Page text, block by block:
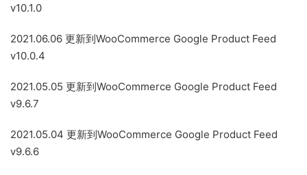
v10.1.0
2021.06.06 更新到WooCommerce Google Product Feed
v10.0.4
2021.05.05 更新到WooCommerce Google Product Feed
v9.6.7
2021.05.04 更新到WooCommerce Google Product Feed
v9.6.6